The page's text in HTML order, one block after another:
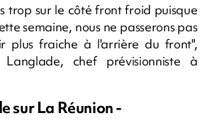
trop sur le côté front froid puisque
semaine, nous ne passerons pas
plus fraiche à l'arrière du front",
Langlade, chef prévisionniste à
sur La Réunion -